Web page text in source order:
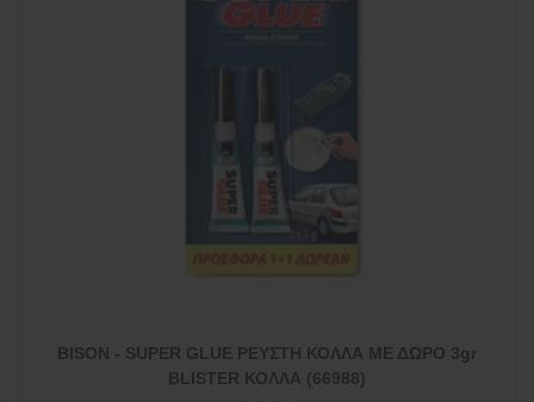
BISON - SUPER GLUE ΡΕΥΣΤΗ ΚΟΛΛΑ ΜΕ ΔΩΡΟ 3gr
BLISTER ΚΟΛΛΑ (66988)